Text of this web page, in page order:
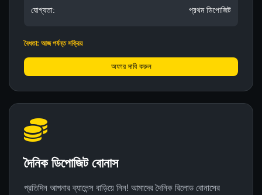
যোগ্যতা:
প্রথম ডিপোজিট
বৈধতা: আজ পর্যন্ত সক্রিয়
অফার দাবি করুন
দৈনিক ডিপোজিট বোনাস
প্রতিদিন আপনার ব্যালেন্স বাড়িয়ে নিন! আমাদের দৈনিক রিলোড বোনাসের